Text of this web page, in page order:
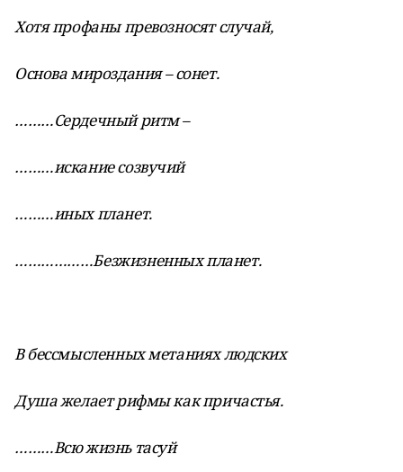
Хотя профаны превозносят случай,
Основа мироздания – сонет.
………Сердечный ритм –
………искание созвучий
………иных планет.
………………Безжизненных планет.
В бессмысленных метаниях людских
Душа желает рифмы как причастья.
………Всю жизнь тасуй